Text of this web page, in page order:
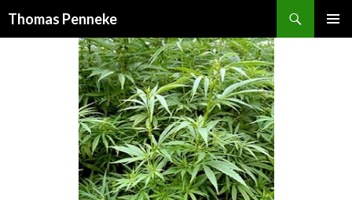
Thomas Penneke